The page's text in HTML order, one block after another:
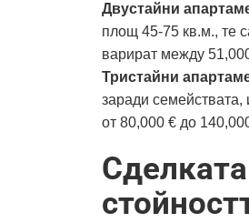
Двустайни
площ 45-75 кв.м., те
варират между
Тристайни
заради
от 80,000 € до